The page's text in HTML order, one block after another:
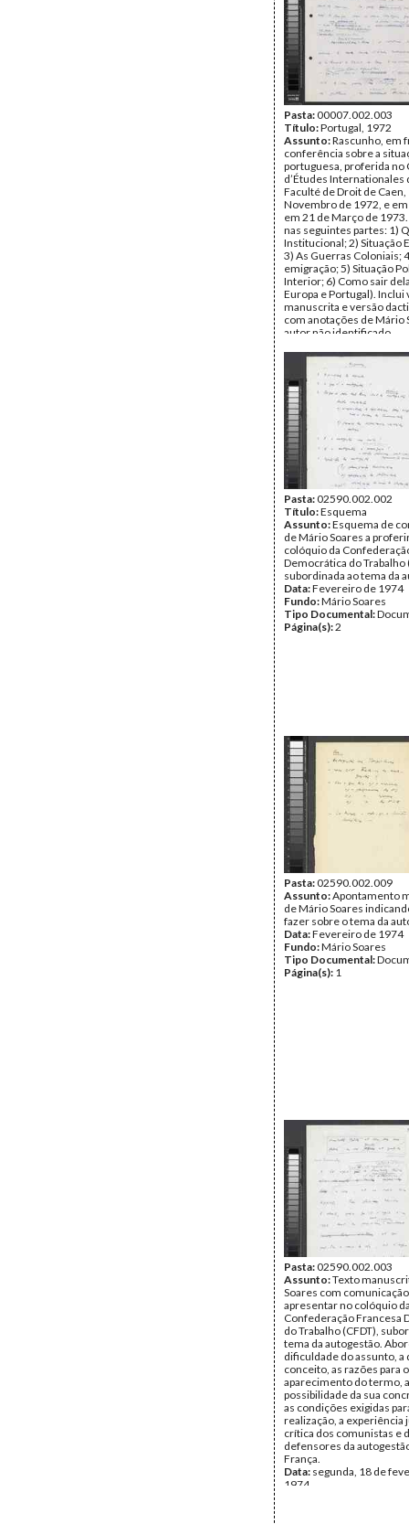
Pasta:00007.002.003
Título:Portugal, 1972
Assunto:Rascunho, em
conferência sobre a
portuguesa, proferida no
d’Études Internationales
Faculté de Droit de Caen,
Novembro de 1972, e
em 21 de Março de
nas seguintes partes: 1)
Institucional; 2) Situação
3) As Guerras Coloniais;
emigração; 5) Situação
Interior; 6) Como sair
Europa e Portugal). Inclui
manuscrita e versão
com anotações de Mário
autor não identificado.
1972 - Quarta, 21 de
Fundo: AMS - Arquivo
Tipo Documental:
Página(s):74
Pasta:02590.002.002
Título:Esquema
Assunto:Esquema de
de Mário Soares a
colóquio da
Democrática do Trabalho
subordinada ao tema da
Data:Fevereiro de 1974
Fundo:Mário Soares
Tipo Documental:
Página(s):2
Pasta:02590.002.009
Assunto:Apontamento
de Mário Soares
fazer sobre o tema da
Data:Fevereiro de 1974
Fundo:Mário Soares
Tipo Documental:
Página(s): 1
Pasta:02590.002.003
Assunto:Texto
Soares com
apresentar no colóquio
Confederação Francesa
do Trabalho (CFDT),
tema da autogestão.
dificuldade do assunto, a
conceito, as razões para
aparecimento do termo, a
possibilidade da sua
as condições exigidas
realização, a experiência
crítica dos comunistas e
defensores da
França.
Data: segunda, 18 de
1974